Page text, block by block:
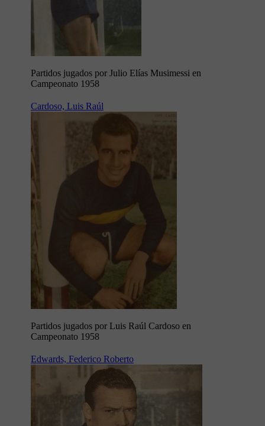
Partidos jugados por Julio Elías Musimessi en
Campeonato 1958
Cardoso, Luis Raúl
Partidos jugados por Luis Raúl Cardoso en
Campeonato 1958
Edwards, Federico Roberto